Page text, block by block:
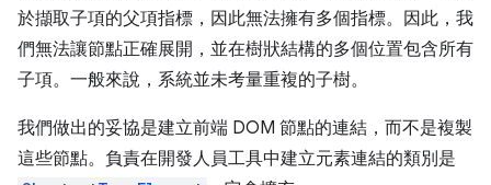
於擷取子項的父項指標，因此無法擁有多個指標。因此，我
們無法讓節點正確展開，並在樹狀結構的多個位置包含所有
子項。一般來說，系統並未考量重複的子樹。
我們做出的妥協是建立前端 DOM 節點的連結，而不是複製
這些節點。負責在開發人員工具中建立元素連結的類別是